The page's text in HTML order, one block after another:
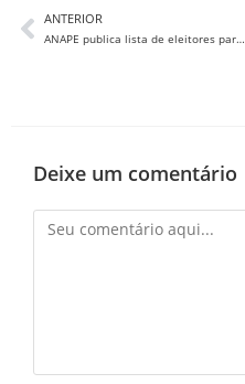
ANTERIOR
ANAPE publica lista de eleitores para a Eleição de 2020
Deixe um comentário